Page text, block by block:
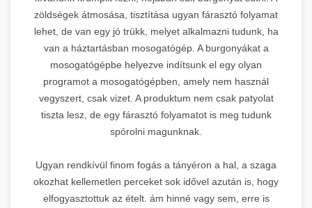
zöldségek átmosása, tisztítása ugyan fárasztó folyamat
lehet, de van egy jó trükk, melyet alkalmazni tudunk, ha
van a háztartásban mosogatógép. A burgonyákat a
mosogatógépbe helyezve indítsunk el egy olyan
programot a mosogatógépben, amely nem használ
vegyszert, csak vizet. A produktum nem csak patyolat
tiszta lesz, de egy fárasztó folyamatot is meg tudunk
spórolni magunknak.
Ugyan rendkívül finom fogás a tányéron a hal, a szaga
okozhat kellemetlen perceket sok idővel azután is, hogy
elfogyasztottuk az ételt. ám hinné vagy sem, erre is